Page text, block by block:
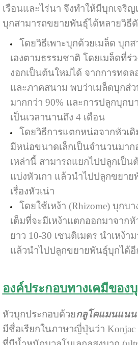
เรือนและไร่นา จึงทำให้มีบุกเจริญ
บุกสามารถขยายพันธุ์ได้หลายวิธี
โดยวิธีเพาะบุกด้วยเมล็ด บุก
เองตามธรรมชาติ โดยเมล็ดที่ร่
งอกเป็นต้นใหม่ได้ จากการทด
และภาคสนาม พบว่าเมล็ดบุกส่
มากกว่า 90% และการปลูกบุก
เป็นเวลานานถึง 4 เดือน
โดยวิธีการแตกหน่อจากหัวเ
มีหน่อขนาดเล็กเป็นจำนวนมา
เหล่านี้ สามารถแยกไปปลูกเป็
แบ่งหัวเกา แล้วนำไปปลูกขยา
เรื่องหัวเน่า
โดยใช้เหง้า (Rhizome) บุกบ
เต็มที่จะมีเหง้าแตกออกมาจาก
ยาว 10-30 เซนติเมตร นำเหง้
แล้วนำไปปลูกขยายพันธุ์บุกได้อี
องค์ประกอบทางเคมีของ
หัวบุกประกอบด้วยกลูโคแมนแนน
มีชื่อเรียกในภาษาญี่ปุ่นว่า Konjac